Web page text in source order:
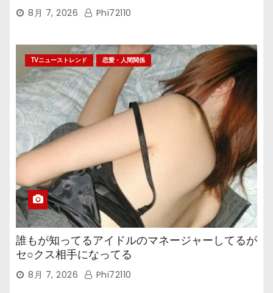
8月 7, 2026 Phi72110
TVニューストレンド 恋愛・人間関係
誰もが知ってるアイドルのマネージャーしてるが
セ○クス相手になってる
8月 7, 2026 Phi72110